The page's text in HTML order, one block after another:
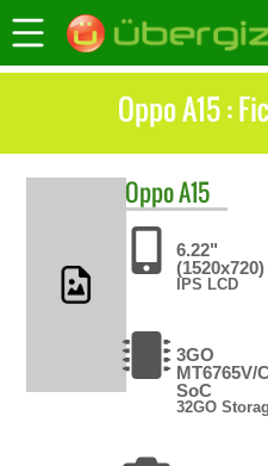
Oppo A15 :
OppoA15
6.22"
(1520x720)
IPS LCD
3GO
MT6765V/
SoC
32GO